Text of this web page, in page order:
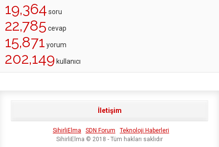
19,364 soru
22,785 cevap
15,871 yorum
202,149 kullanıcı
İletişim
SihirliElma SDN Forum
Teknoloji Haberleri
SihirliElma © 2018 - Tüm hakları saklıdır